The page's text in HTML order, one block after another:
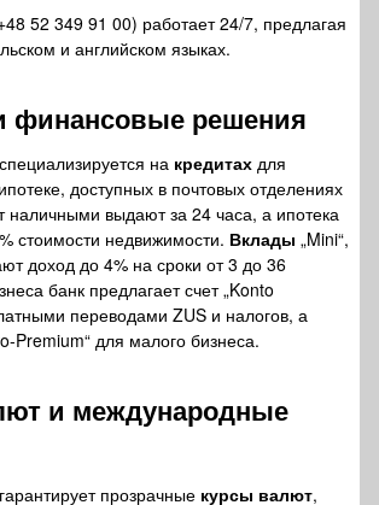
52 349 91 00) работает 24/7, предлагая
и английском языках.
финансовые решения
специализируется на кредитах для
доступных в почтовых отделениях
наличными выдают за 24 часа, а ипотека
стоимости недвижимости. Вклады „Mini“,
доход до 4% на сроки от 3 до 36
банк предлагает счет „Konto
переводами ZUS и налогов, а
Premium“ для малого бизнеса.
и международные
гарантирует прозрачные курсы валют,